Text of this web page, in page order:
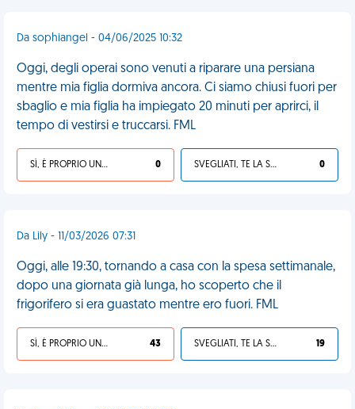
Da sophiangel - 04/06/2025 10:32
Oggi, degli operai sono venuti a riparare una persiana
mentre mia figlia dormiva ancora. Ci siamo chiusi fuori per
sbaglio e mia figlia ha impiegato 20 minuti per aprirci, il
tempo di vestirsi e truccarsi. FML
SÌ, È PROPRIO UNA VDM! 0 SVEGLIATI, TE LA SEI CERCATA! 0
Da Lily - 11/03/2026 07:31
Oggi, alle 19:30, tornando a casa con la spesa settimanale,
dopo una giornata già lunga, ho scoperto che il
frigorifero si era guastato mentre ero fuori. FML
SÌ, È PROPRIO UNA VDM! 43 SVEGLIATI, TE LA SEI CERCATA! 19